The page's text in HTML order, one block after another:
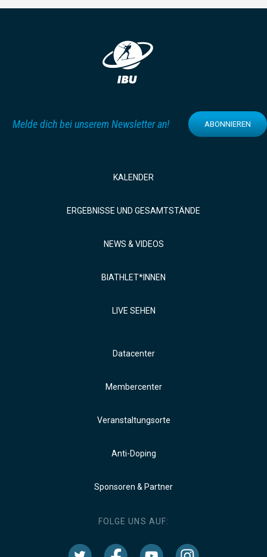
Melde dich bei unserem Newsletter an! ABONNIEREN
KALENDER
ERGEBNISSE UND GESAMTSTÄNDE
NEWS & VIDEOS
BIATHLET*INNEN
LIVE SEHEN
Datacenter
Membercenter
Veranstaltungsorte
Anti-Doping
Sponsoren & Partner
FOLGE UNS AUF: